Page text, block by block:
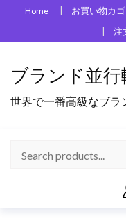
Home お買い物カゴ
注
ブランド並
世界で一番高級なブラ